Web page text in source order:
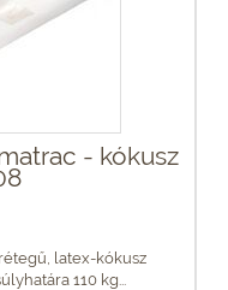
- kókusz
latex-kókusz
110 kg...